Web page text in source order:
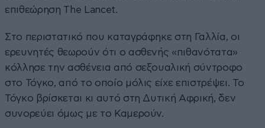
επιθεώρηση The Lancet.
Στο περιστατικό που καταγράφηκε στη Γαλλία, οι
ερευνητές θεωρούν ότι ο ασθενής «πιθανότατα»
κόλλησε την ασθένεια από σεξουαλική σύντροφο
στο Τόγκo, από το οποίο μόλις είχε επιστρέψει. Το
Τόγκο βρίσκεται κι αυτό στη Δυτική Αφρική, δεν
συνορεύει όμως με το Καμερούν.